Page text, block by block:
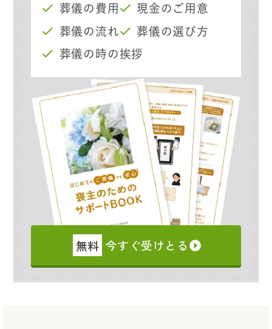
葬儀の費用
現金のご用意
葬儀の流れ
葬儀の選び方
葬儀の時の挨拶
無料 今すぐ受けとる